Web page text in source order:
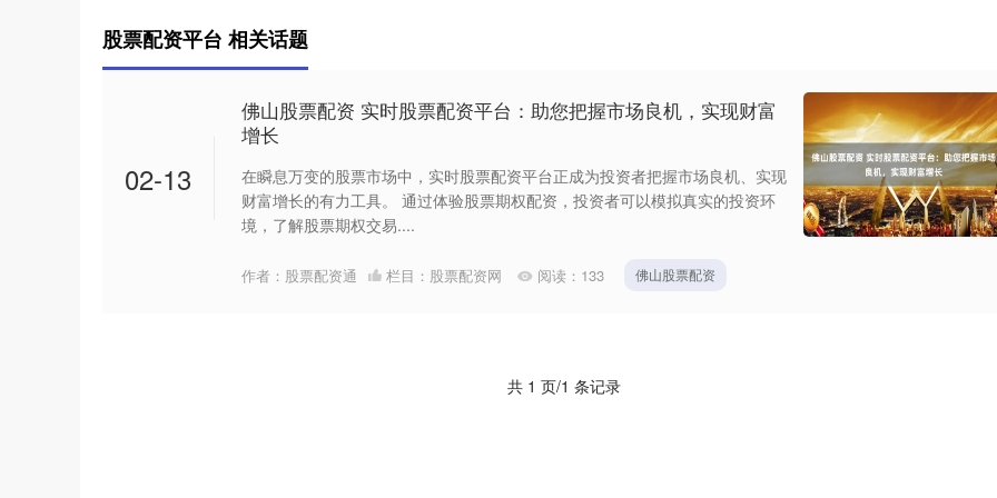
股票配资平台 相关话题
02-13
佛山股票配资 实时股票配资平台：助您把握市场良机，实现财富
增长
在瞬息万变的股票市场中，实时股票配资平台正成为投资者把握市场良机、实现
财富增长的有力工具。 通过体验股票期权配资，投资者可以模拟真实的投资环
境，了解股票期权交易....
作者：股票配资通 栏目： 股票配资网 阅读： 133 佛山股票配资
共 1 页/1 条记录